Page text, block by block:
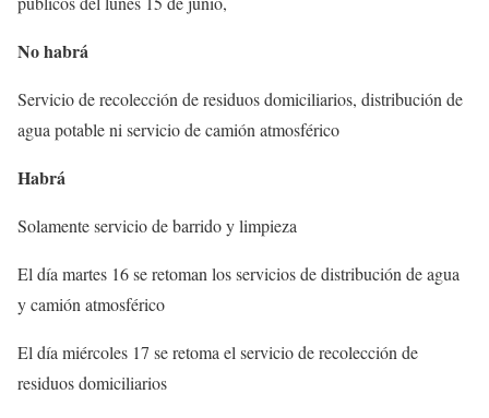
No habrá
Servicio de recolección de residuos domiciliarios, distribución de
agua potable ni servicio de camión atmosférico
Habrá
Solamente servicio de barrido y limpieza
El día martes 16 se retoman los servicios de distribución de agua
y camión atmosférico
El día miércoles 17 se retoma el servicio de recolección de
residuos domiciliarios